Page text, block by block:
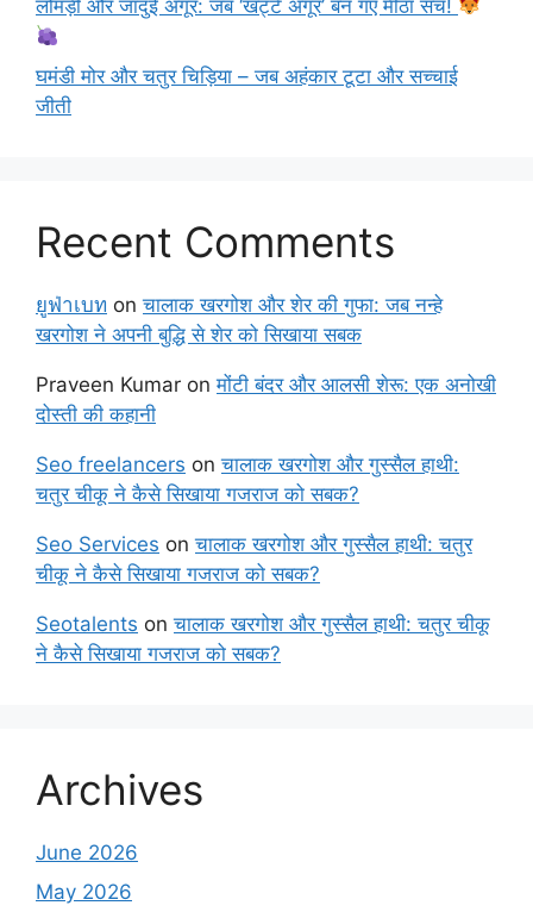
लोमड़ी और जादुई अंगूर: जब ‘खट्टे अंगूर’ बन गए मीठा सच!
घमंडी मोर और चतुर चिड़िया – जब अहंकार टूटा और सच्चाई
जीती
Recent Comments
ยูฟ่าเบท onचालाक खरगोश और शेर की गुफा: जब नन्हे
खरगोश ने अपनी बुद्धि से शेर को सिखाया सबक
Praveen Kumar onमोंटी बंदर और आलसी शेरू: एक अनोखी
दोस्ती की कहानी
Seo freelancers onचालाक खरगोश और गुस्सैल हाथी:
चतुर चीकू ने कैसे सिखाया गजराज को सबक?
Seo Services onचालाक खरगोश और गुस्सैल हाथी: चतुर
चीकू ने कैसे सिखाया गजराज को सबक?
Seotalents onचालाक खरगोश और गुस्सैल हाथी: चतुर चीकू
ने कैसे सिखाया गजराज को सबक?
Archives
June 2026
May 2026